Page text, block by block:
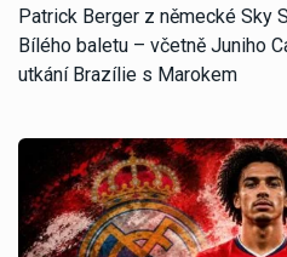
Patrick Berger z německé Sky
Bílého baletu – včetně Juniho
utkání Brazílie s Marokem